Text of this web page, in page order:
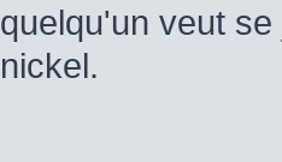
quelqu'un veut
nickel.